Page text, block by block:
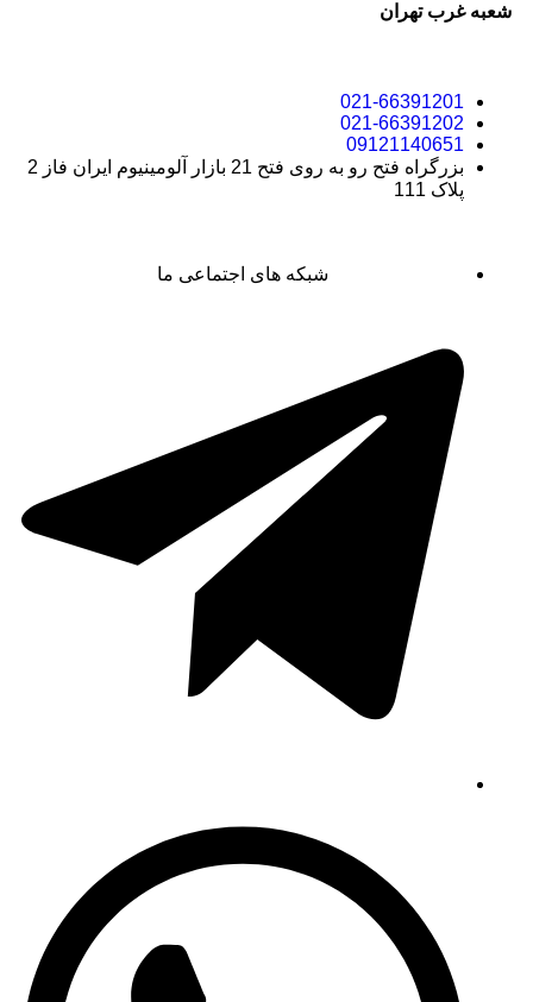
شعبه غرب تهران
021-66391201
021-66391202
09121140651
بزرگراه فتح رو به روی فتح 21 بازار آلومینیوم ایران فاز 2
پلاک 111
شبکه های اجتماعی ما